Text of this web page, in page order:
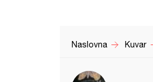
Naslovna Kuvar